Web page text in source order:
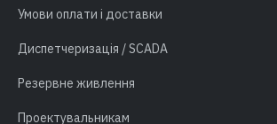
Умови оплати і доставки
Диспетчеризація / SCADA
Резервне живлення
Проектувальникам